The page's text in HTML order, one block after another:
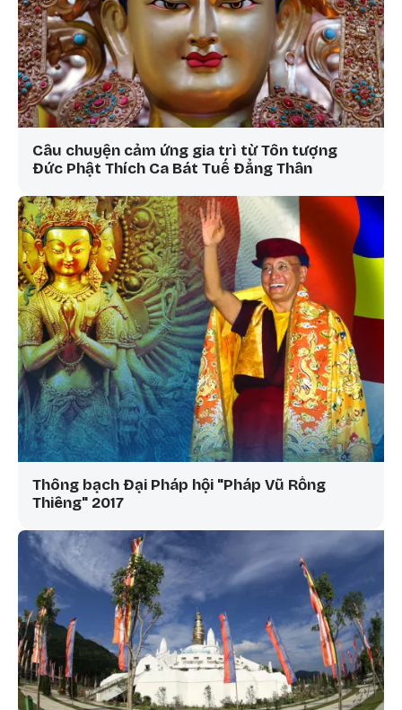
Câu chuyện cảm ứng gia trì từ Tôn tượng
Đức Phật Thích Ca Bát Tuế Đẳng Thân
Thông bạch Đại Pháp hội "Pháp Vũ Rồng
Thiêng" 2017